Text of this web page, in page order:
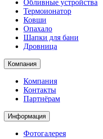
Обливные устройства
Термоионатор
Ковши
Опахало
Шапки для бани
Дровница
Компания
Компания
Контакты
Партнёрам
Информация
Фотогалерея